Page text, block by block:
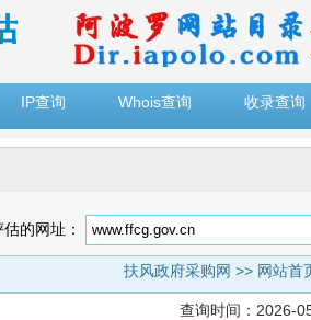
IP查询 Whois查询 收录查询
的网址：
扶风政府采购网 >> 网站首
查询时间：2026-